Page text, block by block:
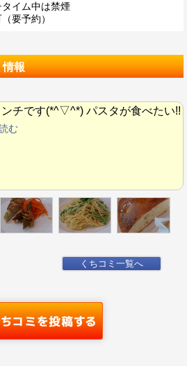
タイム中は禁煙
要予約）
情報
ンチです(*^▽^*) パスタが食べたい!!
む
くちコミ一覧へ